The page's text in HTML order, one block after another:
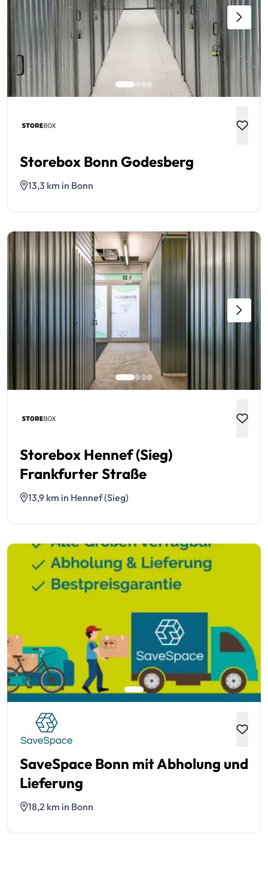
Storebox Bonn Godesberg
13,3 km in Bonn
Storebox Hennef (Sieg)
Frankfurter Straße
13,9 km in Hennef (Sieg)
SaveSpace Bonn mit Abholung und
Lieferung
18,2 km in Bonn